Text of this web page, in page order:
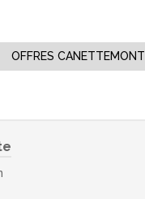
OFFRES CANETTEMONT